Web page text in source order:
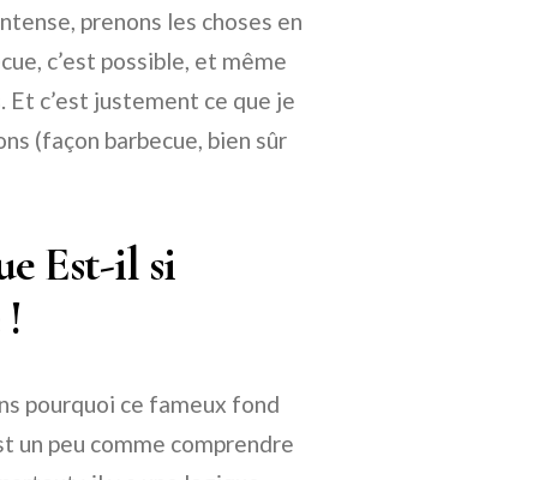
prenons les choses en
c’est possible, et même
c’est justement ce que je
(façon barbecue, bien sûr
Est-il si
pourquoi ce fameux fond
un peu comme comprendre